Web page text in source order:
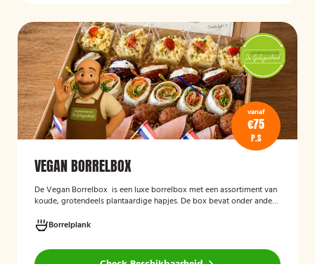
vanaf
€75
P.S
VEGAN BORRELBOX
DeVegan Borrelbox is een luxe borrelbox met een assortiment van
koude, grotendeels plantaardige hapjes. De box bevat onder andere
groenten, crostini’s en andere smaakvolle borrelhapjes die direct
serveerklaar zijn voor een feest, borrel of bijeenkomst.
Borrelplank